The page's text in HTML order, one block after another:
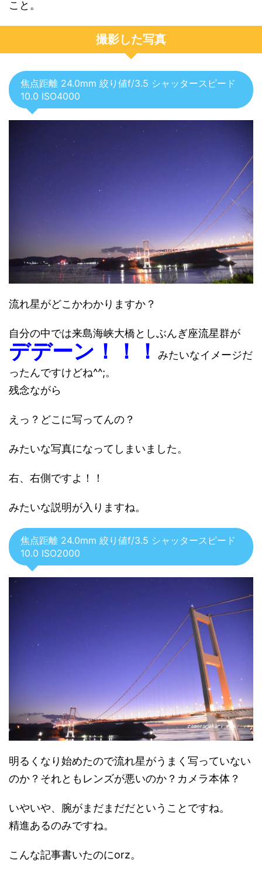
こと。
撮影した写真
焦点距離 24.0mm 絞り値f/3.5 シャッタースピード
10.0 ISO4000
流れ星がどこかわかりますか？
自分の中では来島海峡大橋としぶんぎ座流星群が
デデーン！！！
みたいなイメージだ
ったんですけどね^^;。
残念ながら
えっ？どこに写ってんの？
みたいな写真になってしまいました。
右、右側ですよ！！
みたいな説明が入りますね。
焦点距離 24.0mm 絞り値f/3.5 シャッタースピード
10.0 ISO2000
明るくなり始めたので流れ星がうまく写っていない
のか？それともレンズが悪いのか？カメラ本体？
いやいや、腕がまだまだだということですね。
精進あるのみですね。
こんな記事書いたのにorz。